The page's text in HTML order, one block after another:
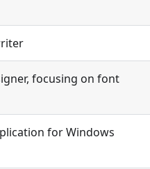
focusing on font
for Windows